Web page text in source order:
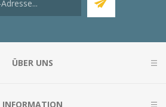
ÜBER UNS
INFORMATION